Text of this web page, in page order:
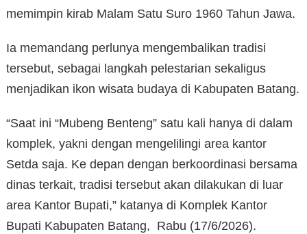
memimpin kirab Malam Satu Suro 1960 Tahun Jawa.
Ia memandang perlunya mengembalikan tradisi
tersebut, sebagai langkah pelestarian sekaligus
menjadikan ikon wisata budaya di Kabupaten Batang.
“Saat ini “Mubeng Benteng” satu kali hanya di dalam
komplek, yakni dengan mengelilingi area kantor
Setda saja. Ke depan dengan berkoordinasi bersama
dinas terkait, tradisi tersebut akan dilakukan di luar
area Kantor Bupati,” katanya di Komplek Kantor
Bupati Kabupaten Batang, Rabu (17/6/2026).